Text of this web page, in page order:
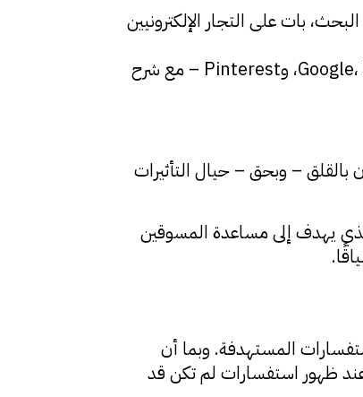
بات على التجار الإلكترونيين
في هذا الموجز الإخباري، نستعرض أبرز التحديثات والإعلانات من خمس منصات رئيسية – Google، X، Meta، TikTok، وPinterest – مع شرح
بالقلق – وبحق – حيال التأثيرات
يهدف إلى مساعدة المسوقين
المستهدفة. وبما أن
ظهور استفسارات لم تكن قد